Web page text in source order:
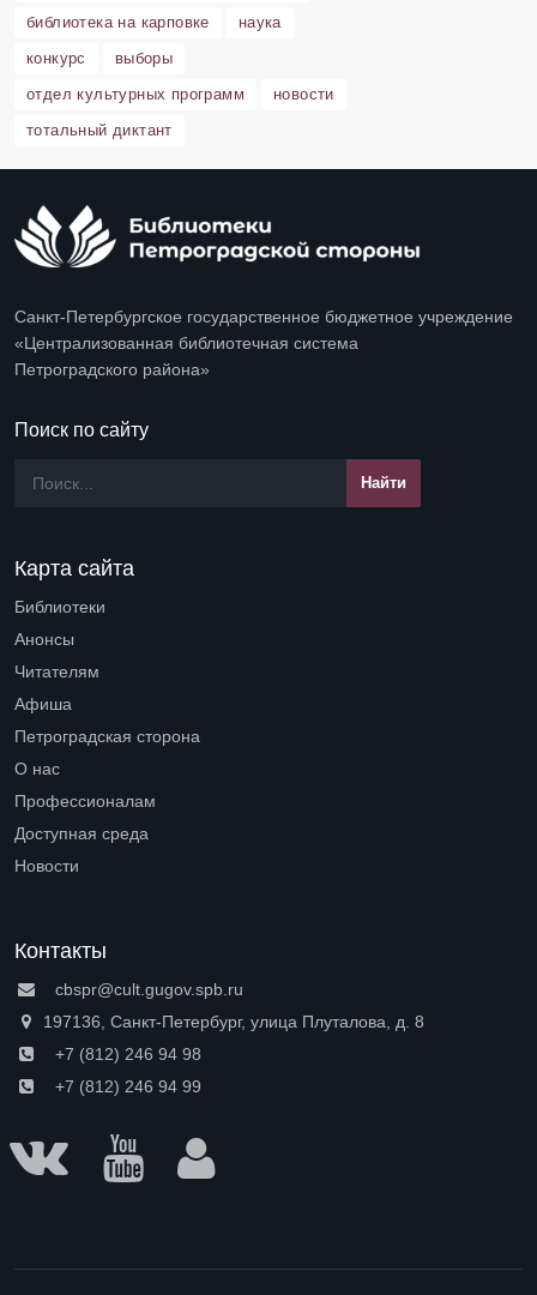
библиотека на карповке
наука
конкурс
выборы
отдел культурных программ
новости
тотальный диктант
Санкт-Петербургское государственное бюджетное учреждение
«Централизованная библиотечная система
Петроградского района»
Поиск по сайту
Карта сайта
Библиотеки
Анонсы
Читателям
Афиша
Петроградская сторона
О нас
Профессионалам
Доступная среда
Новости
Контакты
cbspr@cult.gugov.spb.ru
197136, Санкт-Петербург, улица Плуталова, д. 8
+7 (812) 246 94 98
+7 (812) 246 94 99